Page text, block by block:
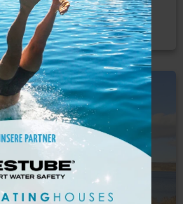
Foto: © booking.com